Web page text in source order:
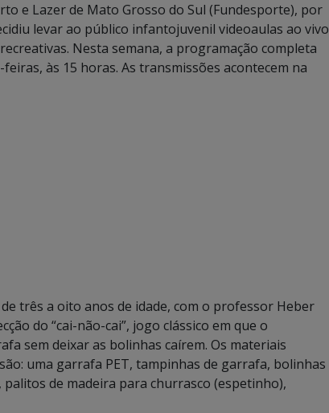
e Lazer de Mato Grosso do Sul (Fundesporte), por
levar ao público infantojuvenil videoaulas ao vivo
Nesta semana, a programação completa
às 15 horas. As transmissões acontecem na
três a oito anos de idade, com o professor Heber
do “cai-não-cai”, jogo clássico em que o
sem deixar as bolinhas caírem. Os materiais
uma garrafa PET, tampinhas de garrafa, bolinhas
palitos de madeira para churrasco (espetinho),